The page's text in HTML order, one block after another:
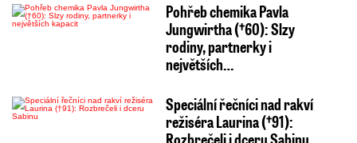
Pohřeb chemika Pavla
Jungwirtha (†60): Slzy
rodiny, partnerky i
největších…
Speciální řečníci nad rakví
režiséra Laurina (†91):